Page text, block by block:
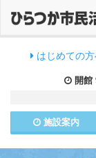
はじめての
開館
施設案内